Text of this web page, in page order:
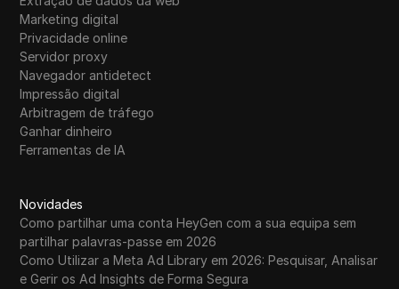
Marketing digital
Privacidade online
Servidor proxy
Navegador antidetect
Impressão digital
Arbitragem de tráfego
Ganhar dinheiro
Ferramentas de IA
Novidades
Como partilhar uma conta HeyGen com a sua equipa sem
partilhar palavras-passe em 2026
Como Utilizar a Meta Ad Library em 2026: Pesquisar, Analisar
e Gerir os Ad Insights de Forma Segura